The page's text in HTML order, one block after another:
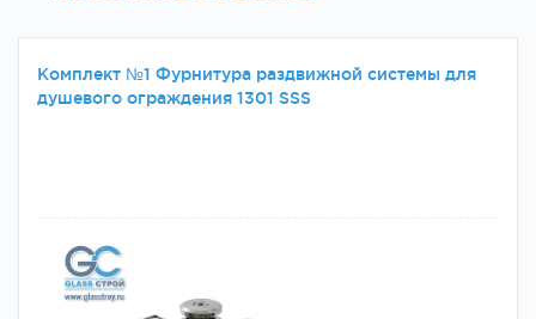
Комплект №1 Фурнитура раздвижной системы для
душевого ограждения 1301 SSS